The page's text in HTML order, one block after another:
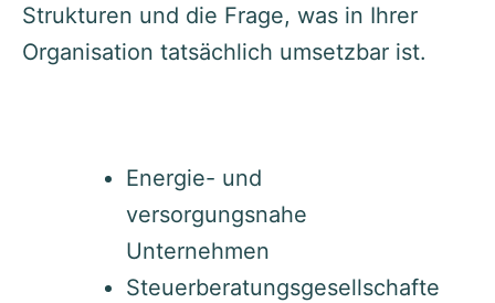
Strukturen und die Frage, was in Ihrer
Organisation tatsächlich umsetzbar ist.
Energie- und
versorgungsnahe
Unternehmen
Steuerberatungsgesellschafte